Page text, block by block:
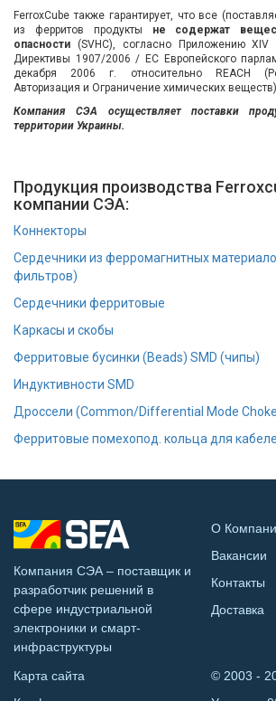
FerroxCube также гарантирует, что все
из ферритов продукты
не содержат
опасности (SVHC), согласно Приложению XIV
Директивы 1907/2006 / EC Европейского
декабря 2006 г. относительно REACH
Авторизация и Ограничение химических
Компания СЭА осуществляет поставки
территории Украины.
Продукция производства
компании СЭА:
Коннекторы
Сердечники из ферромагнитных
фильтров)
Сердечники ферритовые
Каркасы и скобы
Ферритовые бусинки (Beads) SMD (чипы)
Индуктивности SMD
Дроссели (Common/Differential Mode
Ферритовые помехопод. кольца для
Компания СЭА – поставщик и
разработчик решений в
сфере индустриальной
электроники и смарт-
инфраструктуры
О
Вакансии
Контакты
Доставка
Карта сайта
© 2003 -